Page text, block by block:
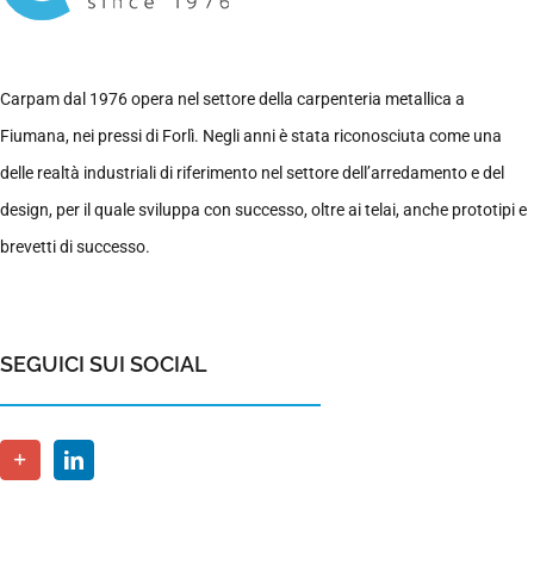
Carpam dal 1976 opera nel settore della carpenteria metallica a
Fiumana, nei pressi di Forlì. Negli anni è stata riconosciuta come una
delle realtà industriali di riferimento nel settore dell’arredamento e del
design, per il quale sviluppa con successo, oltre ai telai, anche prototipi e
brevetti di successo.
SEGUICI SUI SOCIAL